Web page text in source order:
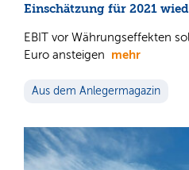
Einschätzung für 2021
EBIT vor Währungseffekten
Euro ansteigen mehr
Aus dem Anlegermagazin